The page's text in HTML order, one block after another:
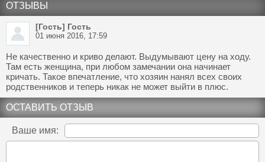
ОТЗЫВЫ
[Гость] Гость
01 июня 2016, 17:59
Не качественно и криво делают. Выдумывают цену на ходу.
Там есть женщина, при любом замечании она начинает
кричать. Такое впечатление, что хозяин нанял всех своих
родственников и теперь никак не может выйти в плюс.
ОСТАВИТЬ ОТЗЫВ
Ваше имя: